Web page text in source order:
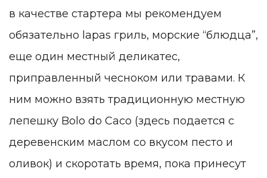
в качестве стартера мы рекомендуем
обязательно lapas гриль, морские “блюдца”,
еще один местный деликатес,
приправленный чесноком или травами. К
ним можно взять традиционную местную
лепешку Bolo do Caco (здесь подается с
деревенским маслом со вкусом песто и
оливок) и скоротать время, пока принесут